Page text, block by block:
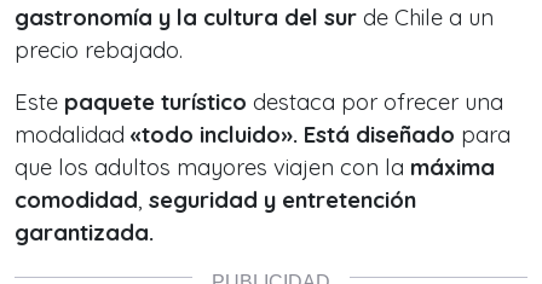
gastronomía y la cultura del sur de Chile a un
precio rebajado.
Este paquete turístico destaca por ofrecer una
modalidad «todo incluido». Está diseñado para
que los adultos mayores viajen con la máxima
comodidad, seguridad y entretención
garantizada.